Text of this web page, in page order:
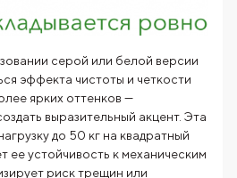
серой или белой версии
эффекта чистоты и четкости
ярких оттенков —
выразительный акцент. Эта
до 50 кг на квадратный
ее устойчивость к механическим
риск трещин или